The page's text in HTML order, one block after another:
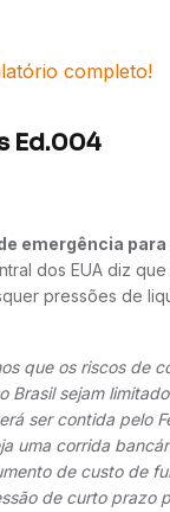
completo!
Ed.004
emergência
dos EUA diz
pressões de
que os riscos de
Brasil sejam
ser contida pelo
uma corrida
de custo de
de curto prazo